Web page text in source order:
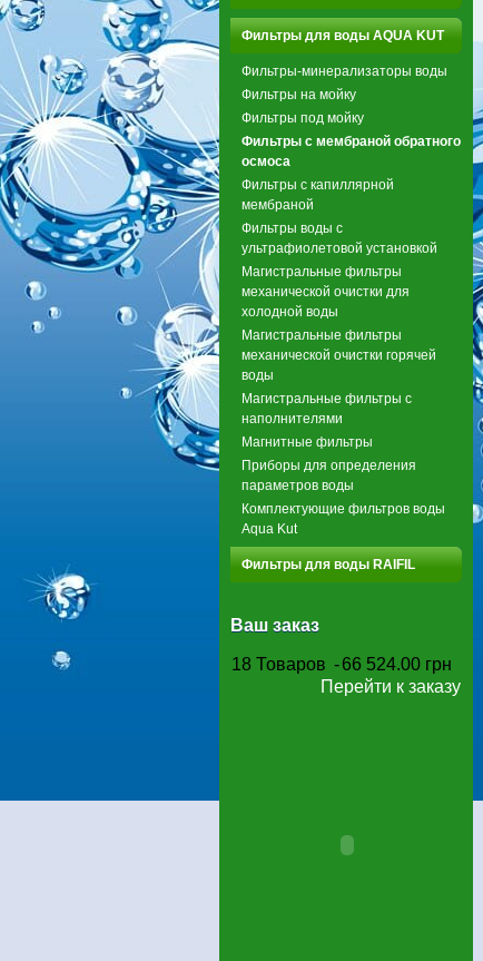
Фильтры для воды AQUA KUT
Фильтры-минерализаторы воды
Фильтры на мойку
Фильтры под мойку
Фильтры с мембраной обратного
осмоса
Фильтры с капиллярной
мембраной
Фильтры воды с
ультрафиолетовой установкой
Магистральные фильтры
механической очистки для
холодной воды
Магистральные фильтры
механической очистки горячей
воды
Магистральные фильтры с
наполнителями
Магнитные фильтры
Приборы для определения
параметров воды
Комплектующие фильтров воды
Aqua Kut
Фильтры для воды RAIFIL
Ваш заказ
18 Товаров -66 524.00 грн
Перейти к заказу